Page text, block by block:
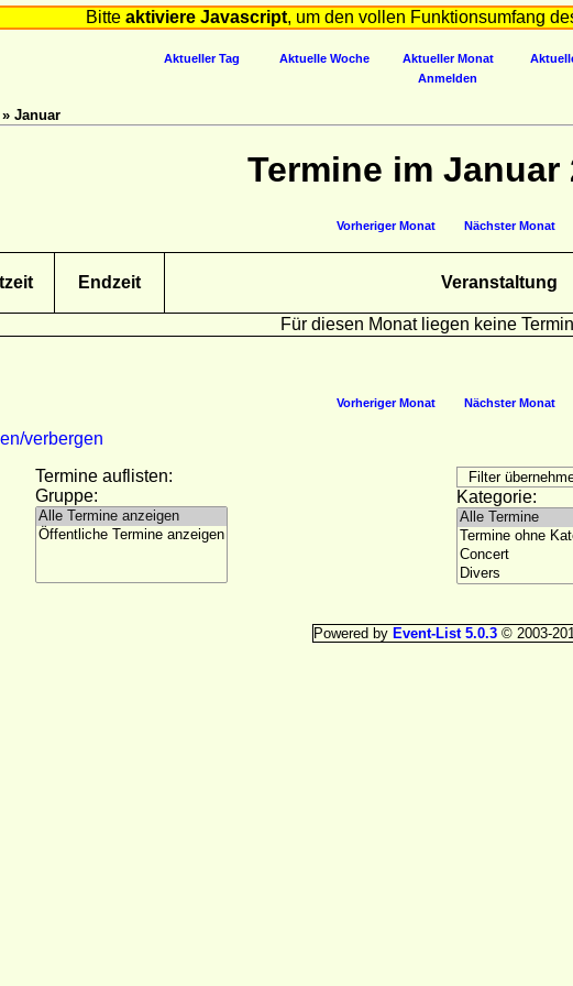
Bitte aktiviere Javascript, um den vollen Funktionsumfang
Aktueller Tag Aktuelle Woche Aktueller Monat
Anmelden
» Januar
Termine im Januar
Vorheriger Monat Nächster Monat
Endzeit Veranstaltung
Für diesen Monat liegen keine
Vorheriger Monat Nächster Monat
verbergen
Termine auflisten:
Gruppe:
Kategorie:
Powered by Event-List 5.0.3© 2003-